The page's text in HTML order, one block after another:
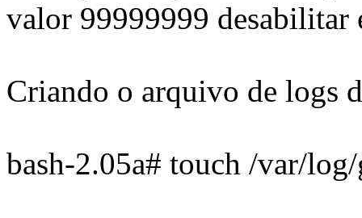
valor 99999999 desabilitar
Criando o arquivo de logs
bash-2.05a# touch /var/